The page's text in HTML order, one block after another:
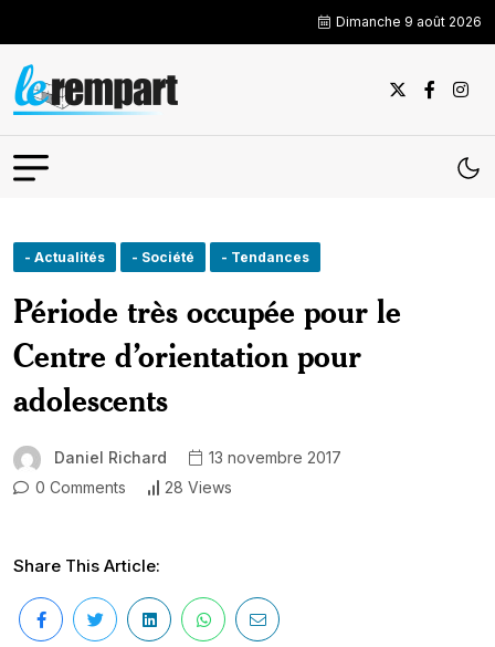
Dimanche 9 août 2026
- Actualités - Société - Tendances
Période très occupée pour le
Centre d’orientation pour
adolescents
Daniel Richard
13 novembre 2017
0 Comments
28 Views
Share This Article: